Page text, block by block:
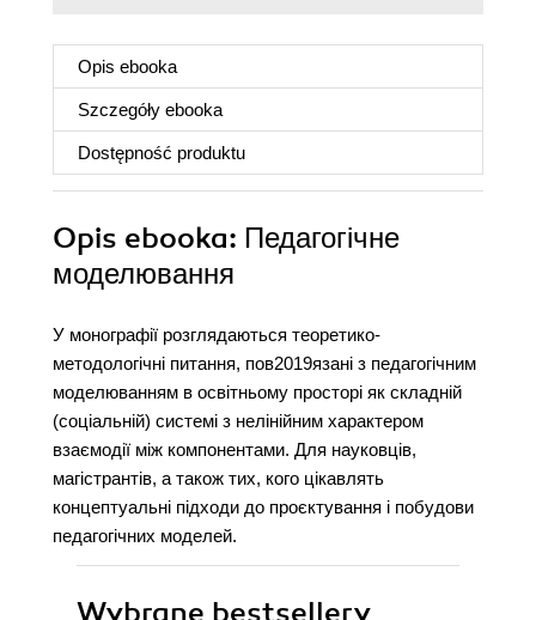
Opis ebooka
Szczegóły ebooka
Dostępność produktu
Opis ebooka: Педагогічне
моделювання
У монографії розглядаються теоретико-
методологічні питання, пов2019язані з педагогічним
моделюванням в освітньому просторі як складній
(соціальній) системі з нелінійним характером
взаємодії між компонентами. Для науковців,
магістрантів, а також тих, кого цікавлять
концептуальні підходи до проєктування і побудови
педагогічних моделей.
Wybrane bestsellery